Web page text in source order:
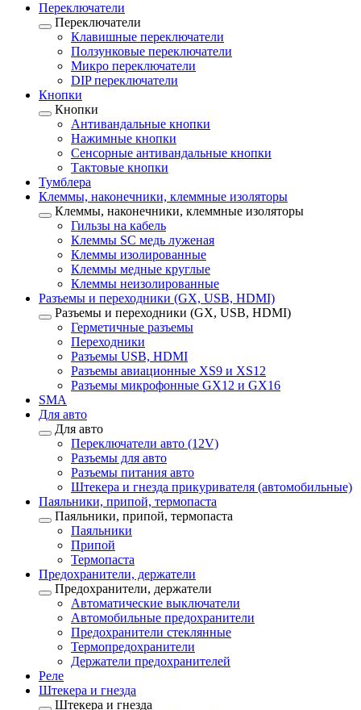
Переключатели
Переключатели
Клавишные переключатели
Ползунковые переключатели
Микро переключатели
DIP переключатели
Кнопки
Кнопки
Антивандальные кнопки
Нажимные кнопки
Сенсорные антивандальные кнопки
Тактовые кнопки
Тумблера
Клеммы, наконечники, клеммные изоляторы
Клеммы, наконечники, клеммные изоляторы
Гильзы на кабель
Клеммы SC медь луженая
Клеммы изолированные
Клеммы медные круглые
Клеммы неизолированные
Разъемы и переходники (GX, USB, HDMI)
Разъемы и переходники (GX, USB, HDMI)
Герметичные разъемы
Переходники
Разъемы USB, HDMI
Разъемы авиационные XS9 и XS12
Разъемы микрофонные GX12 и GX16
SMA
Для авто
Для авто
Переключатели авто (12V)
Разъемы для авто
Разъемы питания авто
Штекера и гнезда прикуривателя (автомобильные)
Паяльники, припой, термопаста
Паяльники, припой, термопаста
Паяльники
Припой
Термопаста
Предохранители, держатели
Предохранители, держатели
Автоматические выключатели
Автомобильные предохранители
Предохранители стеклянные
Термопредохранители
Держатели предохранителей
Реле
Штекера и гнезда
Штекера и гнезда